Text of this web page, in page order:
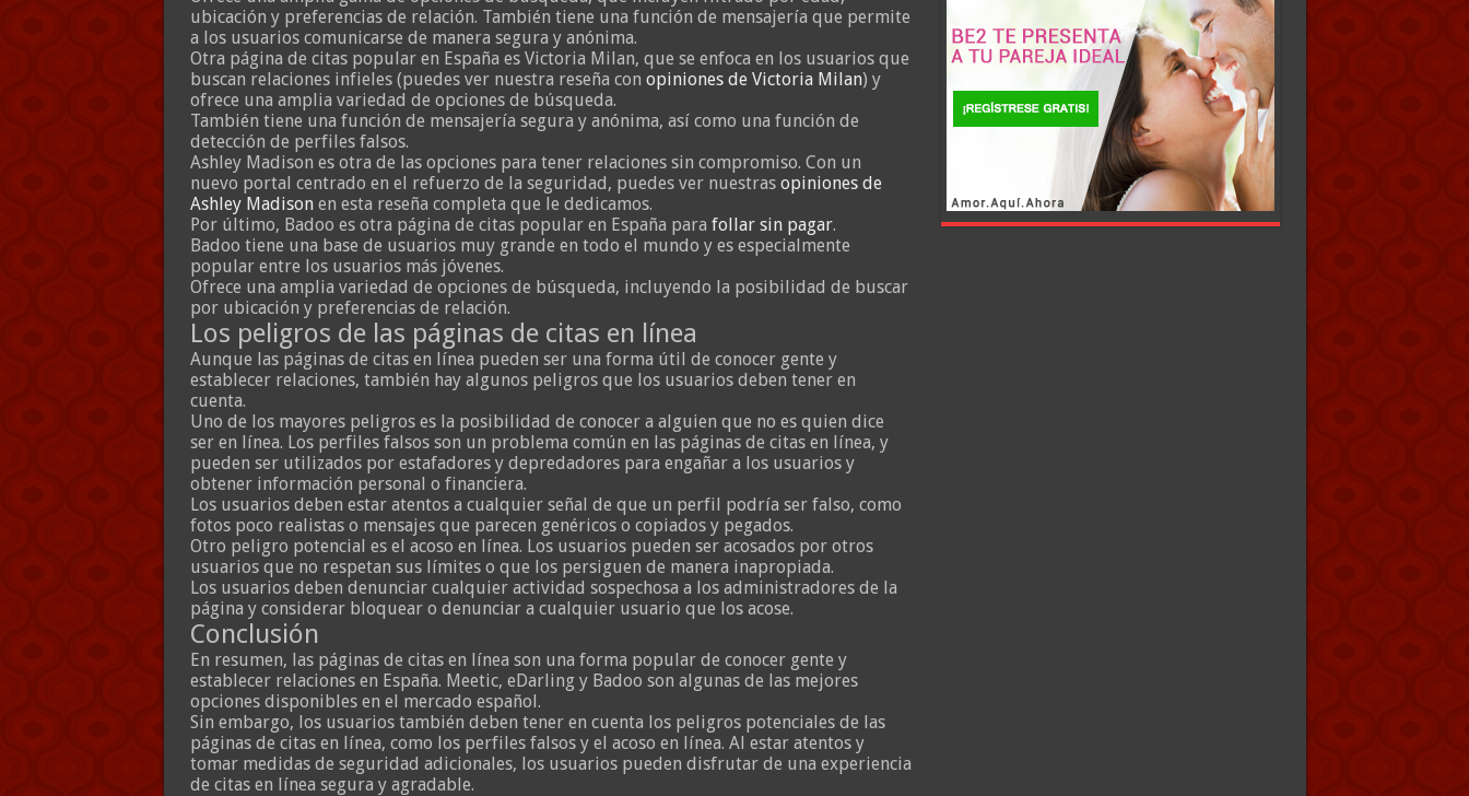
ubicación y preferencias de relación. También tiene una función de mensajería que permite
a los usuarios comunicarse de manera segura y anónima.
Otra página de citas popular en España es Victoria Milan, que se enfoca en los usuarios que
buscan relaciones infieles (puedes ver nuestra reseña con opiniones de Victoria Milan) y
ofrece una amplia variedad de opciones de búsqueda.
También tiene una función de mensajería segura y anónima, así como una función de
detección de perfiles falsos.
Ashley Madison es otra de las opciones para tener relaciones sin compromiso. Con un
nuevo portal centrado en el refuerzo de la seguridad, puedes ver nuestras opiniones de
Ashley Madisonen esta reseña completa que le dedicamos.
Por último, Badoo es otra página de citas popular en España para follar sin pagar.
Badoo tiene una base de usuarios muy grande en todo el mundo y es especialmente
popular entre los usuarios más jóvenes.
Ofrece una amplia variedad de opciones de búsqueda, incluyendo la posibilidad de buscar
por ubicación y preferencias de relación.
Los peligros de las páginas de citas en línea
Aunque las páginas de citas en línea pueden ser una forma útil de conocer gente y
establecer relaciones, también hay algunos peligros que los usuarios deben tener en
cuenta.
Uno de los mayores peligros es la posibilidad de conocer a alguien que no es quien dice
ser en línea. Los perfiles falsos son un problema común en las páginas de citas en línea, y
pueden ser utilizados por estafadores y depredadores para engañar a los usuarios y
obtener información personal o financiera.
Los usuarios deben estar atentos a cualquier señal de que un perfil podría ser falso, como
fotos poco realistas o mensajes que parecen genéricos o copiados y pegados.
Otro peligro potencial es el acoso en línea. Los usuarios pueden ser acosados por otros
usuarios que no respetan sus límites o que los persiguen de manera inapropiada.
Los usuarios deben denunciar cualquier actividad sospechosa a los administradores de la
página y considerar bloquear o denunciar a cualquier usuario que los acose.
Conclusión
En resumen, las páginas de citas en línea son una forma popular de conocer gente y
establecer relaciones en España. Meetic, eDarling y Badoo son algunas de las mejores
opciones disponibles en el mercado español.
Sin embargo, los usuarios también deben tener en cuenta los peligros potenciales de las
páginas de citas en línea, como los perfiles falsos y el acoso en línea. Al estar atentos y
tomar medidas de seguridad adicionales, los usuarios pueden disfrutar de una experiencia
de citas en línea segura y agradable.